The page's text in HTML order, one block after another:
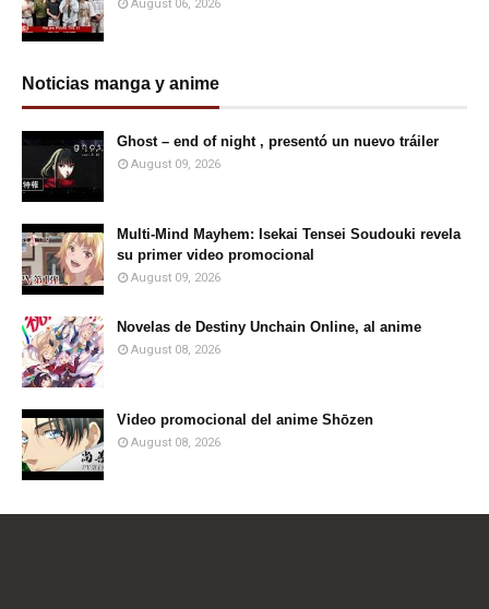
August 06, 2026
Noticias manga y anime
Ghost – end of night , presentó un nuevo tráiler
August 09, 2026
Multi-Mind Mayhem: Isekai Tensei Soudouki revela
su primer video promocional
August 09, 2026
Novelas de Destiny Unchain Online, al anime
August 08, 2026
Video promocional del anime Shōzen
August 08, 2026